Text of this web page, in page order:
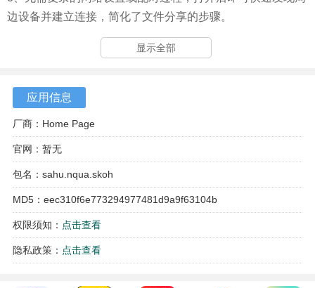
边设备并建立连接，简化了文件分享的步骤。
显示全部
应用信息
厂商：Home Page
官网：暂无
包名：sahu.nqua.skoh
MD5：eec310f6e773294977481d9a9f63104b
权限须知： 点击查看
隐私政策： 点击查看